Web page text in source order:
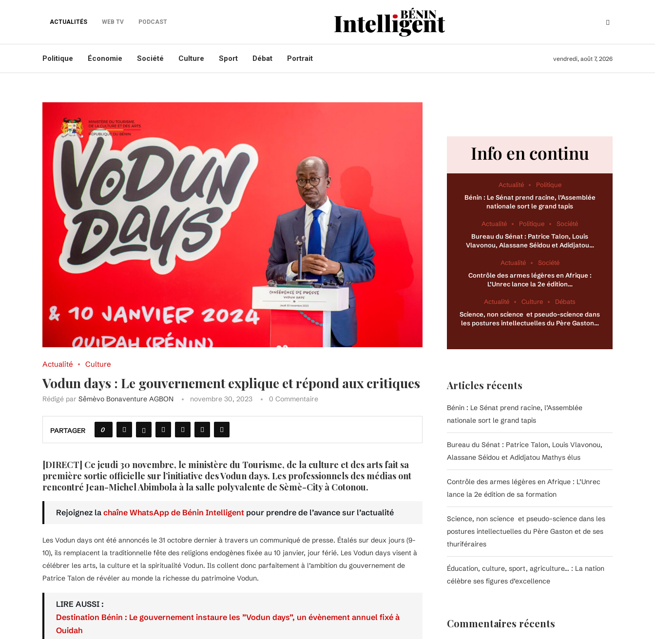
ACTUALITÉS WEB TV PODCAST
Politique Économie Société Culture Sport Débat Portrait vendredi, août 7, 2026
Actualité Culture
Vodun days : Le gouvernement explique et répond aux critiques
Rédigé par Sêmèvo Bonaventure AGBON novembre 30, 2023 0 Commentaire
PARTAGER 0
[DIRECT] Ce jeudi 30 novembre, le ministère du Tourisme, de la culture et des arts fait sa
première sortie officielle sur l’initiative des Vodun days. Les professionnels des médias ont
rencontré Jean-Michel Abimbola à la salle polyvalente de Sèmè-City à Cotonou.
Rejoignez la chaîne WhatsApp de Bénin Intelligent pour prendre de l’avance sur l’actualité
Les Vodun days ont été annoncés le 31 octobre dernier à travers un communiqué de presse. Étalés sur deux jours (9-
10), ils remplacent la traditionnelle fête des religions endogènes fixée au 10 janvier, jour férié. Les Vodun days visent à
célébrer les arts, la culture et la spiritualité Vodun. Ils collent donc parfaitement à l’ambition du gouvernement de
Patrice Talon de révéler au monde la richesse du patrimoine Vodun.
LIRE AUSSI :
Destination Bénin : Le gouvernement instaure les ”Vodun days”, un évènement annuel fixé à
Ouidah
Info en continu
Actualité
Politique
Bénin : Le Sénat prend racine, l’Assemblée
nationale sort le grand tapis
Actualité Politique
Société
Bureau du Sénat : Patrice Talon, Louis
Vlavonou, Alassane Séidou et Adidjatou…
Actualité
Société
Contrôle des armes légères en Afrique :
L’Unrec lance la 2e édition…
Actualité Culture
Débats
Science, non science et pseudo-science dans
les postures intellectuelles du Père Gaston…
Articles récents
Bénin : Le Sénat prend racine, l’Assemblée
nationale sort le grand tapis
Bureau du Sénat : Patrice Talon, Louis Vlavonou,
Alassane Séidou et Adidjatou Mathys élus
Contrôle des armes légères en Afrique : L’Unrec
lance la 2e édition de sa formation
Science, non science et pseudo-science dans les
postures intellectuelles du Père Gaston et de ses
thuriféraires
Éducation, culture, sport, agriculture… : La nation
célèbre ses figures d’excellence
Commentaires récents